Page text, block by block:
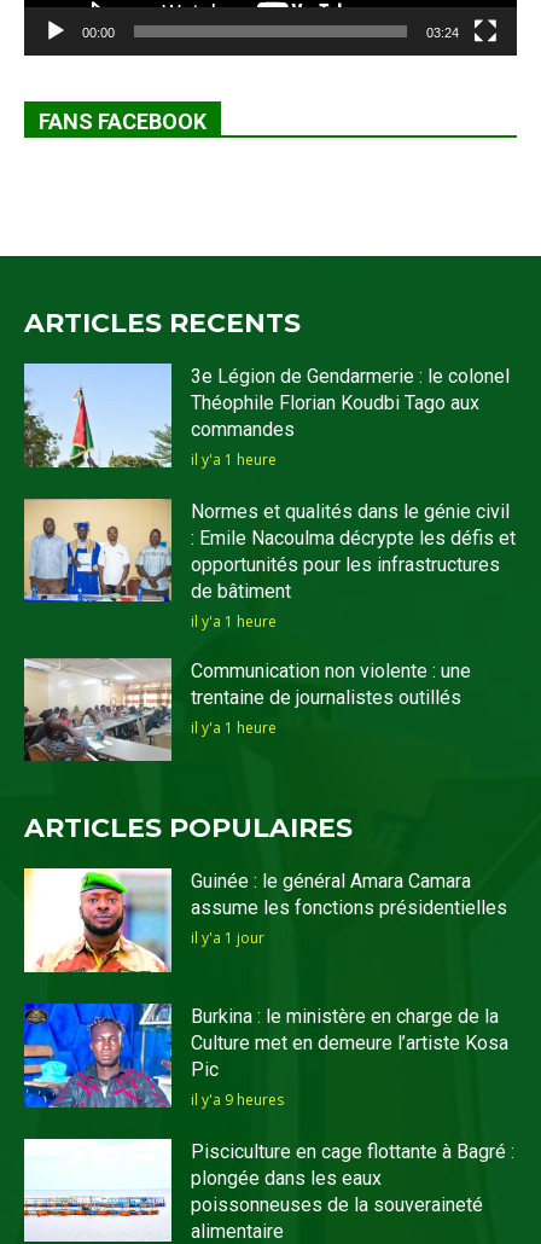
00:00 03:24
FANS FACEBOOK
ARTICLES RECENTS
3e Légion de Gendarmerie : le colonel
Théophile Florian Koudbi Tago aux
commandes
il y'a 1 heure
Normes et qualités dans le génie civil
: Emile Nacoulma décrypte les défis et
opportunités pour les infrastructures
de bâtiment
il y'a 1 heure
Communication non violente : une
trentaine de journalistes outillés
il y'a 1 heure
ARTICLES POPULAIRES
Guinée : le général Amara Camara
assume les fonctions présidentielles
il y'a 1 jour
Burkina : le ministère en charge de la
Culture met en demeure l’artiste Kosa
Pic
il y'a 9 heures
Pisciculture en cage flottante à Bagré :
plongée dans les eaux
poissonneuses de la souveraineté
alimentaire